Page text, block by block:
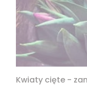
Kwiaty cięte -